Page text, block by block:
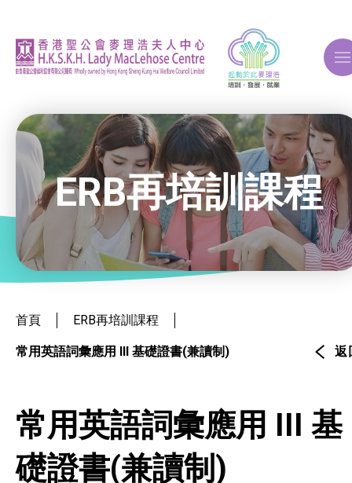
關於我們
ERB再培訓課程
就業掛鈎課程
通用技能課程
少數族裔人士課程
新來港人士課程
ERB再培訓課程
首頁 ERB再培訓課程
常用英語詞彙應用 III 基礎證書(兼讀制) 返
常用英語詞彙應用 III 基
礎證書(兼讀制)